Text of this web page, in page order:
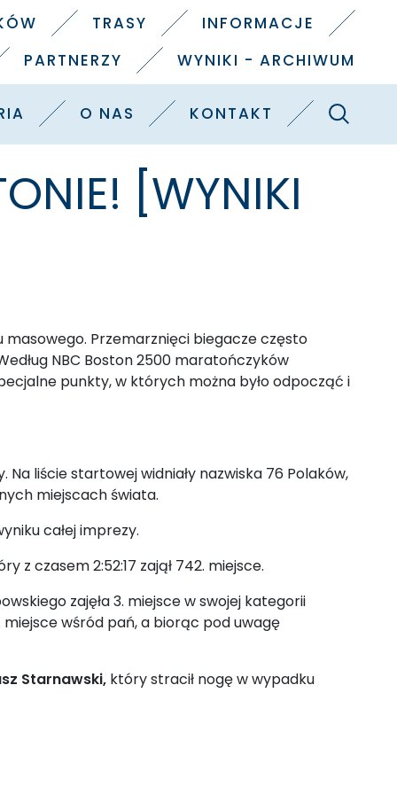
TRASY
INFORMACJE
PARTNERZY WYNIKI - ARCHIWUM
O NAS KONTAKT Szukaj
[WYNIKI
masowego. Przemarznięci biegacze często
NBC Boston 2500 maratończyków
punkty, w których można było odpocząć i
liście startowej widniały nazwiska 76 Polaków,
miejscach świata.
całej imprezy.
z czasem 2:52:17 zajął 742. miejsce.
zajęła 3. miejsce w swojej kategorii
miejsce wśród pań, a biorąc pod uwagę
Starnawski,który stracił nogę w wypadku